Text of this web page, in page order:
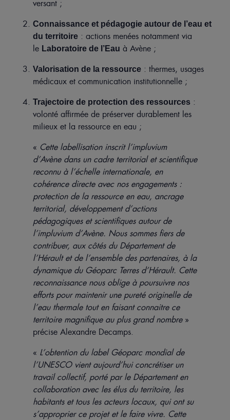
versant ;
Connaissance et pédagogie autour de l’eau et
du territoire : actions menées notamment via
le Laboratoire de l’Eau à Avène ;
Valorisation de la ressource : thermes, usages
médicaux et communication institutionnelle ;
Trajectoire de protection des ressources :
volonté affirmée de préserver durablement les
milieux et la ressource en eau ;
« Cette labellisation inscrit l’impluvium
d’Avène dans un cadre territorial et scientifique
reconnu à l’échelle internationale, en
cohérence directe avec nos engagements :
protection de la ressource en eau, ancrage
territorial, développement d’actions
pédagogiques et scientifiques autour de
l’impluvium d’Avène. Nous sommes fiers de
contribuer, aux côtés du Département de
l’Hérault et de l’ensemble des partenaires, à la
dynamique du Géoparc Terres d’Hérault. Cette
reconnaissance nous oblige à poursuivre nos
efforts pour maintenir une pureté originelle de
l’eau thermale tout en faisant connaitre ce
territoire magnifique au plus grand nombre»
précise Alexandre Decamps.
« L’obtention du label Géoparc mondial de
l’UNESCO vient aujourd’hui concrétiser un
travail collectif, porté par le Département en
collaboration avec les élus du territoire, les
habitants et tous les acteurs locaux, qui ont su
s’approprier ce projet et le faire vivre. Cette